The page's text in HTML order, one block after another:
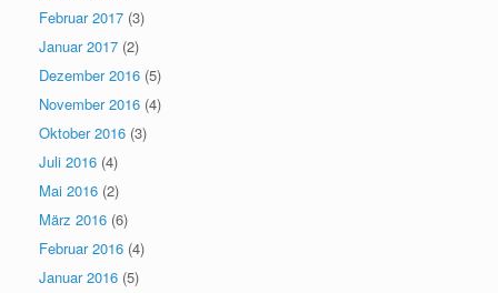
Februar 2017 (3)
Januar 2017 (2)
Dezember 2016 (5)
November 2016 (4)
Oktober 2016 (3)
Juli 2016 (4)
Mai 2016 (2)
März 2016 (6)
Februar 2016 (4)
Januar 2016 (5)